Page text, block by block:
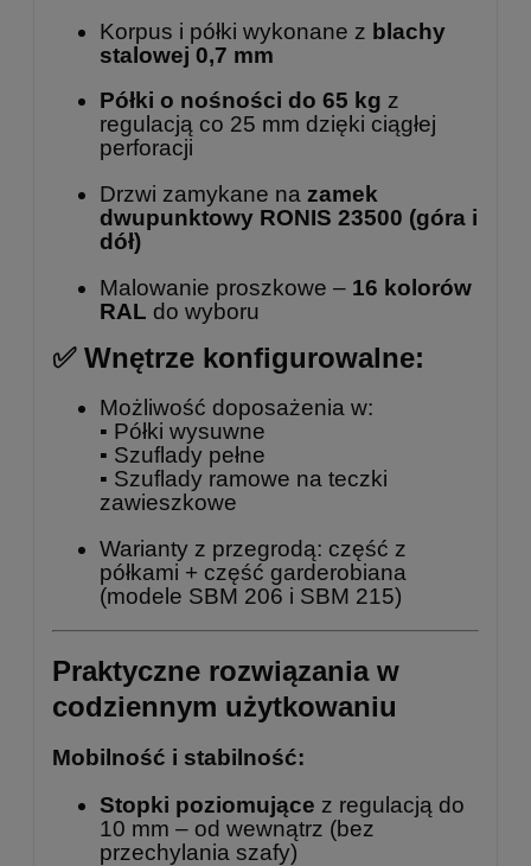
Korpus i półki wykonane z blachy
stalowej 0,7 mm
Półki o nośności do 65 kg z
regulacją co 25 mm dzięki ciągłej
perforacji
Drzwi zamykane na zamek
dwupunktowy RONIS 23500 (góra i
dół)
Malowanie proszkowe – 16 kolorów
RAL do wyboru
✅ Wnętrze konfigurowalne:
Możliwość doposażenia w:
▪️ Półki wysuwne
▪️ Szuflady pełne
▪️ Szuflady ramowe na teczki
zawieszkowe
Warianty z przegrodą: część z
półkami + część garderobiana
(modele SBM 206 i SBM 215)
Praktyczne rozwiązania w
codziennym użytkowaniu
Mobilność i stabilność:
Stopki poziomujące z regulacją do
10 mm – od wewnątrz (bez
przechylania szafy)